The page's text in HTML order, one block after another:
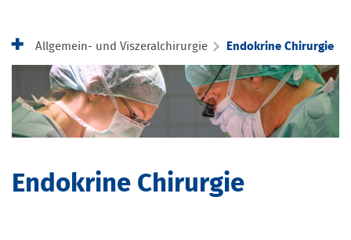
Ihr Aufenthalt
Karriere & Ausbildung
Über uns
Allgemein- und Viszeralchirurgie Endokrine Chirurgie
Endokrine Chirurgie